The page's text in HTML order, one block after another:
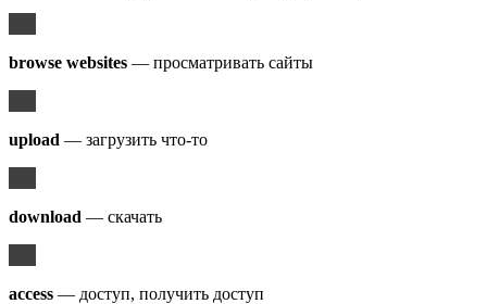
browse websites — просматривать сайты
upload — загрузить что-то
download — скачать
access — доступ, получить доступ